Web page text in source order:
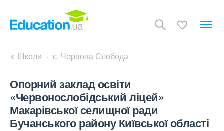
Школи с. Червона Слобода
Опорний заклад освіти
«Червонослобідський ліцей»
Макарівської селищної ради
Бучанського району Київської області